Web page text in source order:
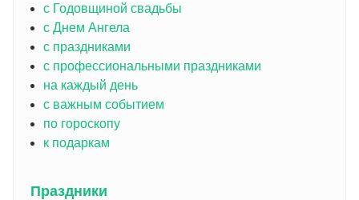
с Годовщиной свадьбы
с Днем Ангела
с праздниками
с профессиональными праздниками
на каждый день
с важным событием
по гороскопу
к подаркам
Праздники